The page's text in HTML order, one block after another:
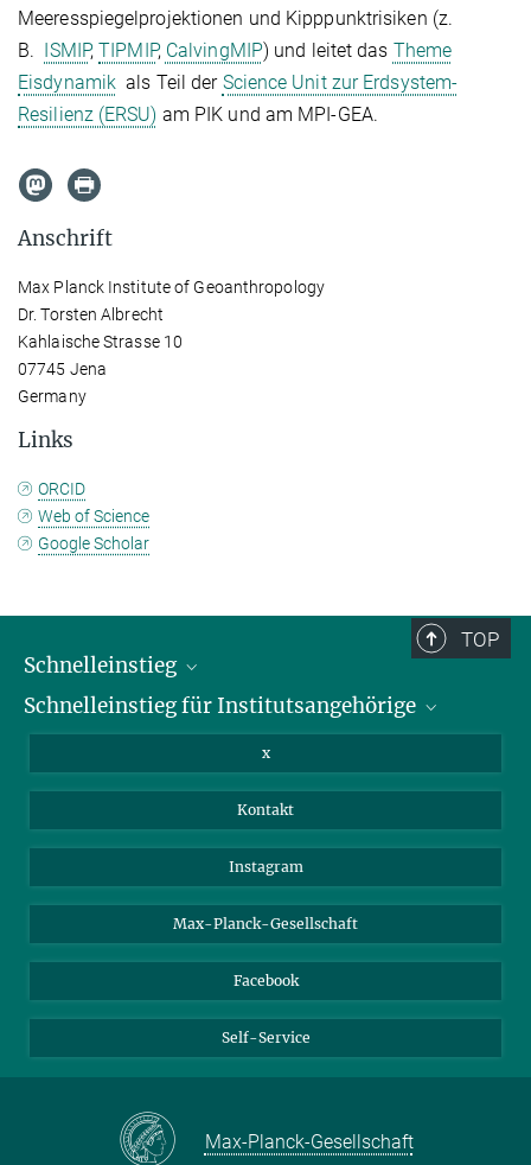
Meeresspiegelprojektionen und Kipppunktrisiken (z.
B. ISMIP,TIPMIP, CalvingMIP) und leitet das Theme
Eisdynamik als Teil der Science Unit zur Erdsystem-
Resilienz (ERSU) am PIK und am MPI-GEA.
Anschrift
Max Planck Institute of Geoanthropology
Dr. Torsten Albrecht
Kahlaische Strasse 10
07745 Jena
Germany
Links
ORCID
Web of Science
Google Scholar
TOP
Schnelleinstieg
Bibliothek
Schnelleinstieg für Institutsangehörige
Webmail
Nextcloud
x
Kontakt
Instagram
Max-Planck-Gesellschaft
Facebook
Self-Service
Max-Planck-Gesellschaft